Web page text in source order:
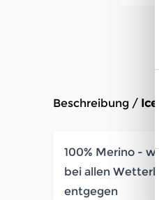
Beschreibung /
100% Merino -
bei allen
entgegen